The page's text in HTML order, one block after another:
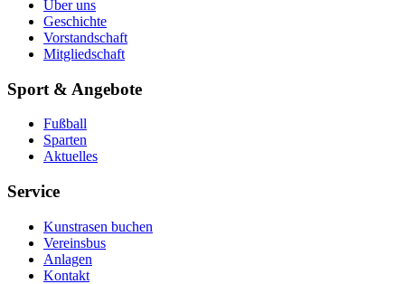
Über uns
Geschichte
Vorstandschaft
Mitgliedschaft
Sport & Angebote
Fußball
Sparten
Aktuelles
Service
Kunstrasen buchen
Vereinsbus
Anlagen
Kontakt